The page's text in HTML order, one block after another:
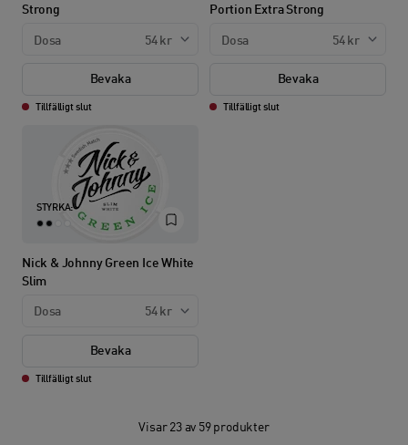
Strong
Dosa 54 kr
Bevaka
Tillfälligt slut
Portion Extra Strong
Dosa 54 kr
Bevaka
Tillfälligt slut
STYRKA:
Nick & Johnny Green Ice White
Slim
Dosa 54 kr
Bevaka
Tillfälligt slut
Visar 23 av 59 produkter